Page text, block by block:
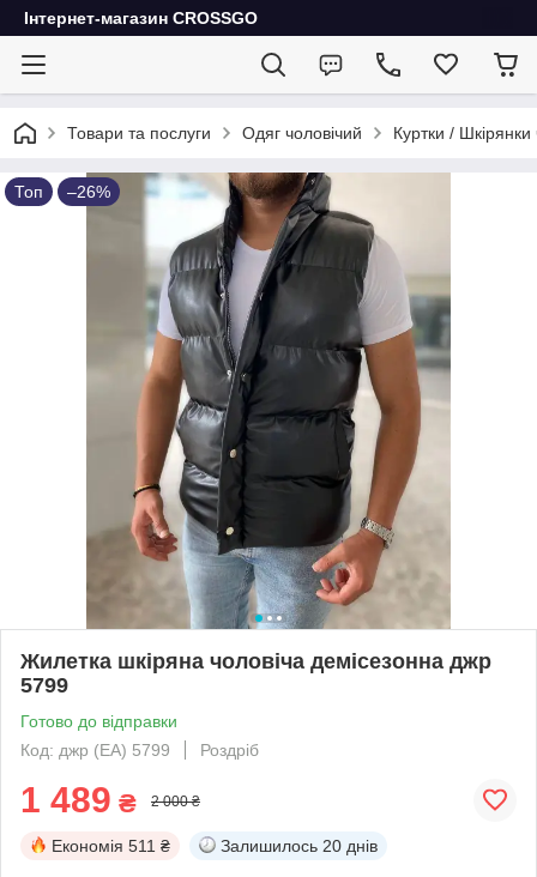
Інтернет-магазин CROSSGO
Товари та послуги Одяг чоловічий Куртки / Шкірянки
Топ –26%
Жилетка шкіряна чоловіча демісезонна джр
5799
Готово до відправки
Код: джр (EA) 5799
Роздріб
1 489 ₴ 2 000 ₴
Економія 511 ₴ Залишилось 20 днів